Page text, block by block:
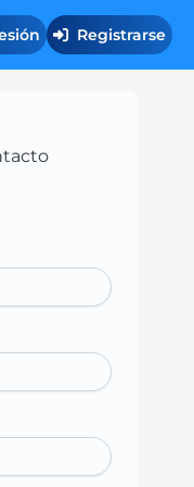
Registrarse